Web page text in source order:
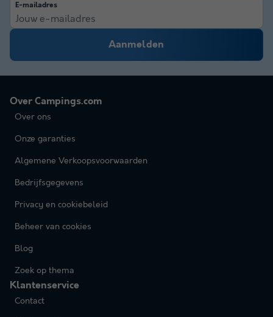
E-mailadres
Aanmelden
Over Campings.com
Over ons
Onze garanties
Algemene Verkoopsvoorwaarden
Bedrijfsgegevens
Privacy en cookiebeleid
Beheer van cookies
Blog
Zoek op thema
Klantenservice
Contact